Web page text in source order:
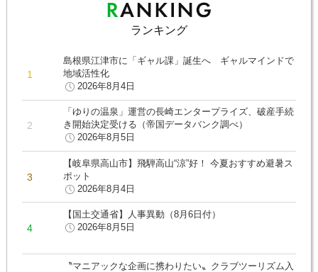
ランキング
島根県江津市に「ギャル課」誕生へ ギャルマインドで
地域活性化
2026年8月4日
「ゆりの温泉」運営の長崎エンタープライズ、破産手続
き開始決定受ける（帝国データバンク調べ）
2026年8月5日
【岐阜県高山市】飛騨高山“涼”好！ 今夏おすすめ避暑ス
ポット
2026年8月4日
【国土交通省】人事異動（8月6日付）
2026年8月5日
〝マニアックな企画に携わりたい〟クラブツーリズム入